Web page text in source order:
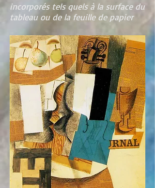
incorporés tels quels à la surface du
tableau ou de la feuille de papier